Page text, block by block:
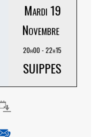
Mardi 19
Novembre
20h00 - 22h15
SUIPPES